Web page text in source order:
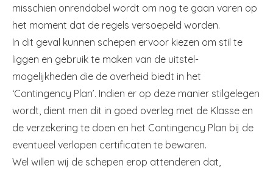
misschien onrendabel wordt om nog te gaan varen op
het moment dat de regels versoepeld worden.
In dit geval kunnen schepen ervoor kiezen om stil te
liggen en gebruik te maken van de uitstel-
mogelijkheden die de overheid biedt in het
‘Contingency Plan’. Indien er op deze manier stilgelegen
wordt, dient men dit in goed overleg met de Klasse en
de verzekering te doen en het Contingency Plan bij de
eventueel verlopen certificaten te bewaren.
Wel willen wij de schepen erop attenderen dat,